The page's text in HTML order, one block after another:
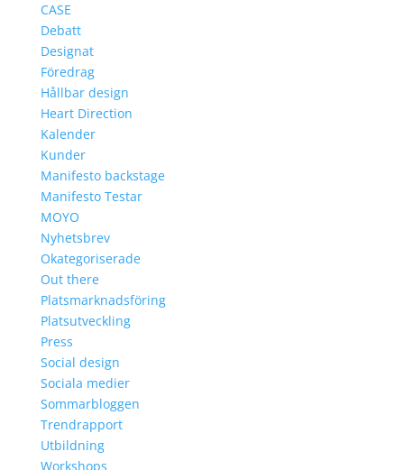
CASE
Debatt
Designat
Föredrag
Hållbar design
Heart Direction
Kalender
Kunder
Manifesto backstage
Manifesto Testar
MOYO
Nyhetsbrev
Okategoriserade
Out there
Platsmarknadsföring
Platsutveckling
Press
Social design
Sociala medier
Sommarbloggen
Trendrapport
Utbildning
Workshops